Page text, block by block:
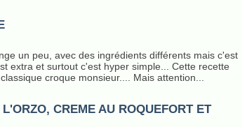
un peu, avec des ingrédients différents mais c'est
extra et surtout c'est hyper simple... Cette recette
croque monsieur.... Mais attention...
CREME AU ROQUEFORT ET